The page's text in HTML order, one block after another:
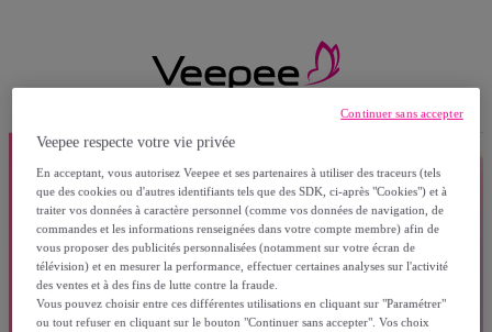
Veepee respecte votre vie privée
En acceptant, vous autorisez Veepee et ses partenaires à utiliser des traceurs (tels
que des cookies ou d'autres identifiants tels que des SDK, ci-après "Cookies") et à
traiter vos données à caractère personnel (comme vos données de navigation, de
commandes et les informations renseignées dans votre compte membre) afin de
vous proposer des publicités personnalisées (notamment sur votre écran de
télévision) et en mesurer la performance, effectuer certaines analyses sur l'activité
des ventes et à des fins de lutte contre la fraude.
Vous pouvez choisir entre ces différentes utilisations en cliquant sur "Paramétrer"
ou tout refuser en cliquant sur le bouton "Continuer sans accepter". Vos choix
Continuer sans accepter